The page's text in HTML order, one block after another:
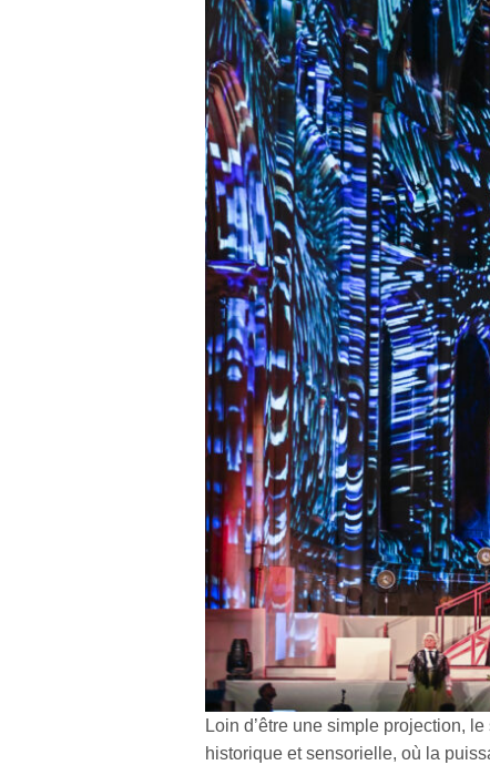
Loin d’être une simple projection,
historique et sensorielle, où la